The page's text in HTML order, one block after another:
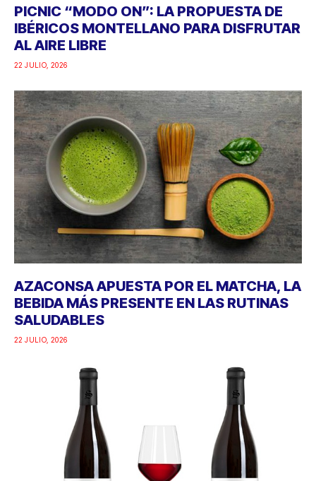
PICNIC “MODO ON”: LA PROPUESTA DE
IBÉRICOS MONTELLANO PARA DISFRUTAR
AL AIRE LIBRE
22 JULIO, 2026
AZACONSA APUESTA POR EL MATCHA, LA
BEBIDA MÁS PRESENTE EN LAS RUTINAS
SALUDABLES
22 JULIO, 2026